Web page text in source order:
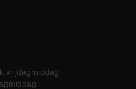
even rusten op een warme plek
kwaliteit van JP
vrijdagmiddag